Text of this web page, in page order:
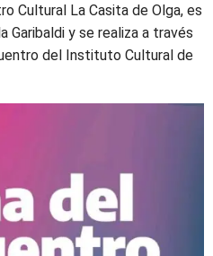
Cultural La Casita de Olga, es
Garibaldi y se realiza a través
del Instituto Cultural de